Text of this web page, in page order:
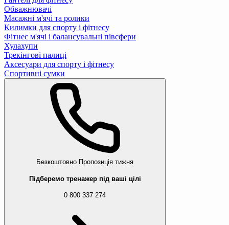
Обважнювачі
Масажні м'ячі та ролики
Килимки для спорту і фітнесу
Фітнес м'ячі і балансувальні півсфери
Хулахупи
Трекінгові палиці
Аксесуари для спорту і фітнесу
Спортивні сумки
Безкоштовно Пропозиція тижня
Підберемо тренажер під ваші цілі
0 800 337 274